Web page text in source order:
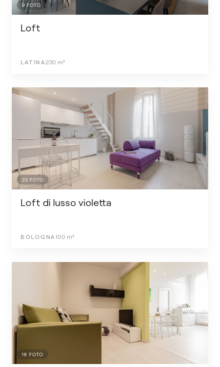
9FOTO
Loft
LATINA 230 m²
23 FOTO
Loft di lusso violetta
BOLOGNA 100 m²
16 FOTO